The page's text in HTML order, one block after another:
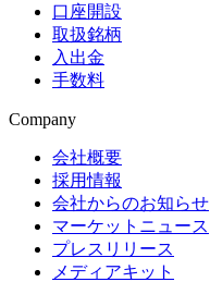
口座開設
取扱銘柄
入出金
手数料
Company
会社概要
採用情報
会社からのお知らせ
マーケットニュース
プレスリリース
メディアキット